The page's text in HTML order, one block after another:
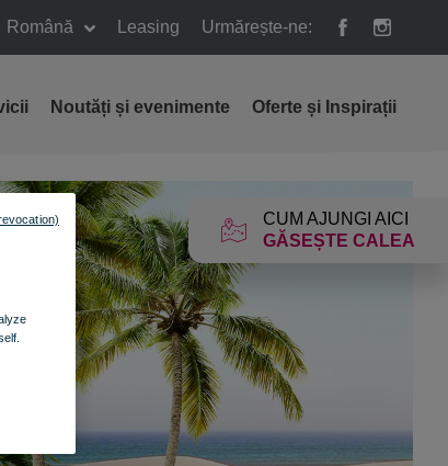
Română Leasing Urmărește-ne:
CUM AJUNGI AICI
GĂSEȘTE CALEA
Noutăți și evenimente Oferte și Inspirații